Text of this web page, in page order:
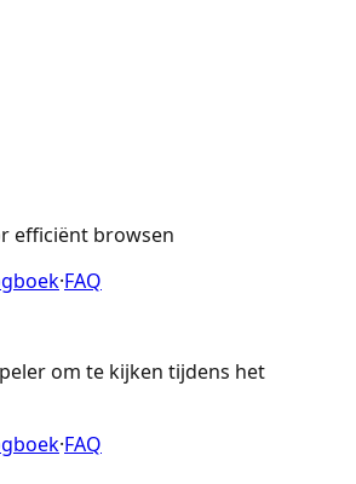
efficiënt browsen
·FAQ
om te kijken tijdens het
·FAQ